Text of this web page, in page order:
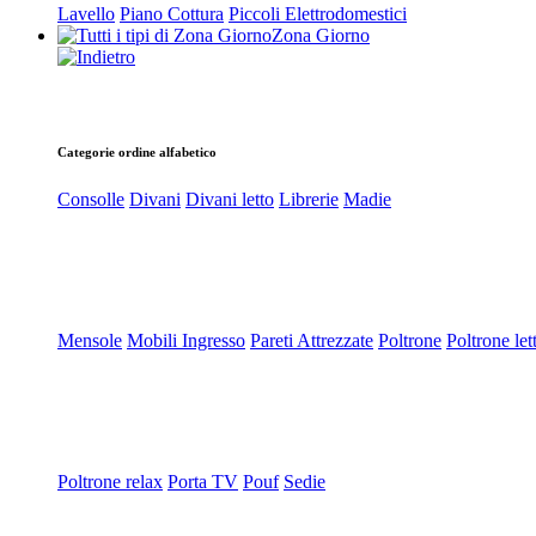
Lavello Piano Cottura Piccoli Elettrodomestici
Zona Giorno
Categorie ordine alfabetico
Consolle Divani Divani letto Librerie Madie
Mensole Mobili Ingresso Pareti Attrezzate Poltrone Poltrone
Poltrone relax Porta TV Pouf Sedie